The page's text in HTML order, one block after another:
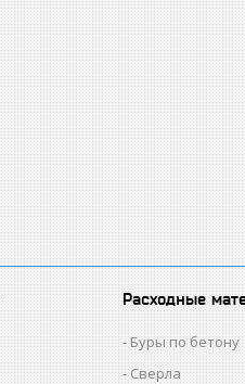
Расходные
Буры по бетону
Сверла